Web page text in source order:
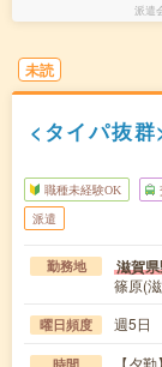
派遣
未読
<タイパ抜群
職種未経験OK
派遣
勤務地 滋賀
篠原(
曜日頻度 週5日
【夕